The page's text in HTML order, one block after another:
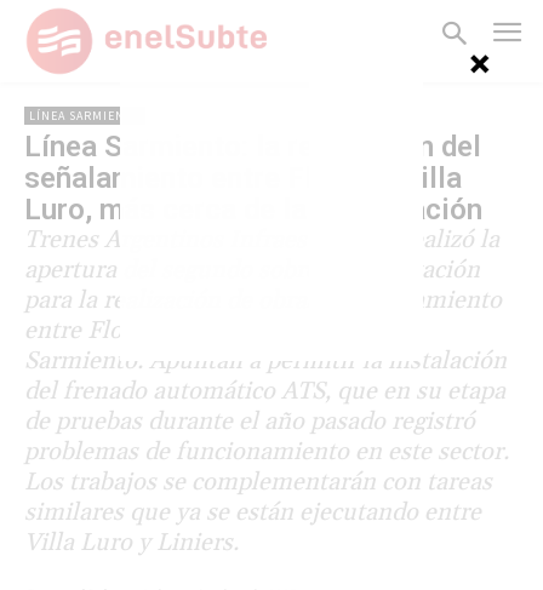
LÍNEA SARMIENTO
Línea Sarmiento: la renovación del
señalamiento entre Flores y Villa
Luro, más cerca de la adjudicación
Trenes Argentinos Infraestructura realizó la
apertura del segundo sobre de la licitación
para la realización de obras de señalamiento
entre Flores y Villa Luro, en la línea
Sarmiento. Apuntan a permitir la instalación
del frenado automático ATS, que en su etapa
de pruebas durante el año pasado registró
problemas de funcionamiento en este sector.
Los trabajos se complementarán con tareas
similares que ya se están ejecutando entre
Villa Luro y Liniers.